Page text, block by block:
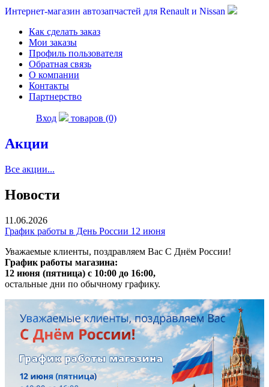
Интернет-магазин автозапчастей для Renault и Nissan
Как сделать заказ
Мои заказы
Профиль пользователя
Обратная связь
О компании
Контакты
Партнерство
Вход товаров (0)
Акции
Все акции...
Новости
11.06.2026
График работы в День России 12 июня
Уважаемые клиенты, поздравляем Вас С Днём России!
График работы магазина:
12 июня (пятница) с 10:00 до 16:00,
остальные дни по обычному графику.